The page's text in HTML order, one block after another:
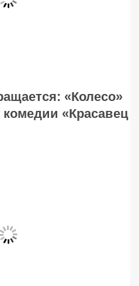
«Колесо»
комедии «Красавец